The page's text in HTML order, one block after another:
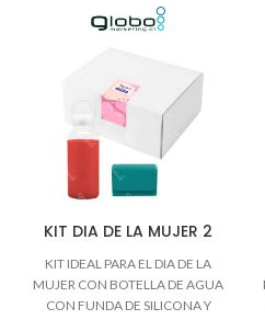
KIT DIA DE LA MUJER 2